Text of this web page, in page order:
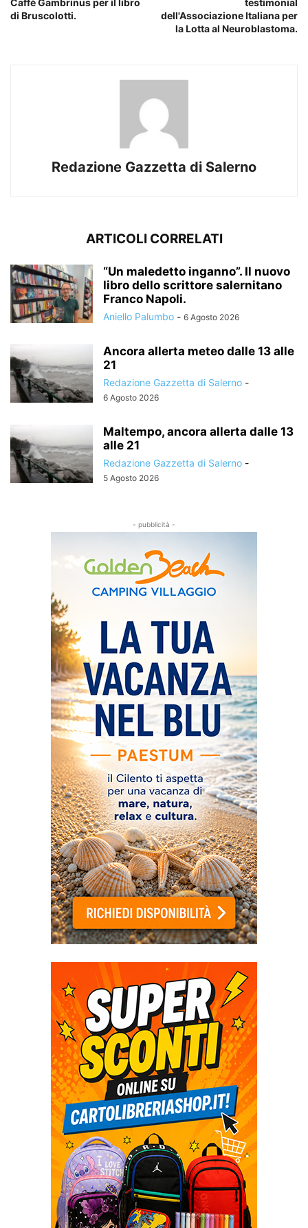
Caffè Gambrinus per il libro
di Bruscolotti.
testimonial
dell'Associazione Italiana per
la Lotta al Neuroblastoma.
Redazione Gazzetta di Salerno
ARTICOLI CORRELATI
“Un maledetto inganno”. Il nuovo
libro dello scrittore salernitano
Franco Napoli.
Aniello Palumbo - 6 Agosto 2026
Ancora allerta meteo dalle 13 alle
21
Redazione Gazzetta di Salerno -
6 Agosto 2026
Maltempo, ancora allerta dalle 13
alle 21
Redazione Gazzetta di Salerno -
5 Agosto 2026
- pubblicità -